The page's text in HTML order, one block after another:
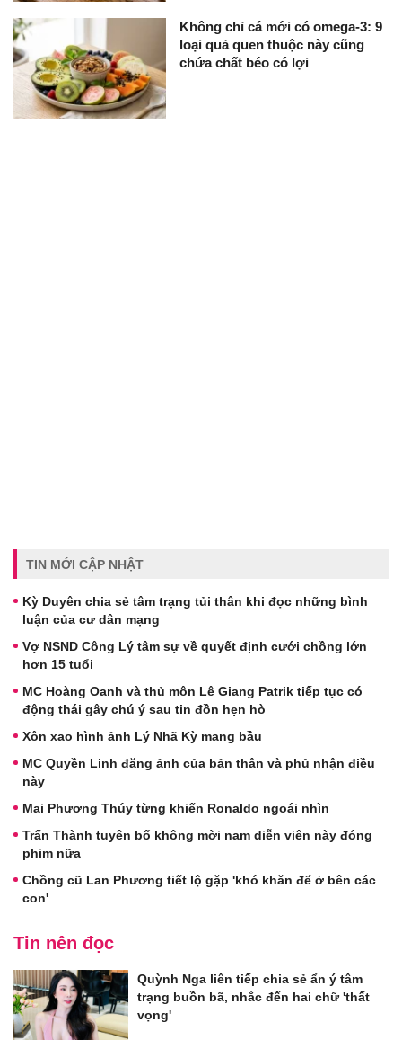
Không chỉ cá mới có omega-3: 9
loại quả quen thuộc này cũng
chứa chất béo có lợi
TIN MỚI CẬP NHẬT
Kỳ Duyên chia sẻ tâm trạng tủi thân khi đọc những bình
luận của cư dân mạng
Vợ NSND Công Lý tâm sự về quyết định cưới chồng lớn
hơn 15 tuổi
MC Hoàng Oanh và thủ môn Lê Giang Patrik tiếp tục có
động thái gây chú ý sau tin đồn hẹn hò
Xôn xao hình ảnh Lý Nhã Kỳ mang bầu
MC Quyền Linh đăng ảnh của bản thân và phủ nhận điều
này
Mai Phương Thúy từng khiến Ronaldo ngoái nhìn
Trấn Thành tuyên bố không mời nam diễn viên này đóng
phim nữa
Chồng cũ Lan Phương tiết lộ gặp 'khó khăn để ở bên các
con'
Tin nên đọc
Quỳnh Nga liên tiếp chia sẻ ẩn ý tâm
trạng buồn bã, nhắc đến hai chữ 'thất
vọng'